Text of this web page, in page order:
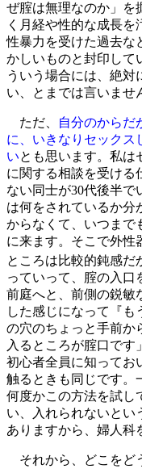
ぜ腟は無理なのか」を
く月経や性的な成長を
性暴力を受けた過去な
かしいものと封印して
ういう場合には、絶対
い、とまでは言いませ
ただ、
自分のからだ
に、いきなりセックス
いとも思います。私は
に関する相談を受ける
ない同士が30代後半で
は何をされているか分
からなくて、いつまで
に来ます。そこで外性
ところは比較的鈍感だ
っていって、腟の入口
前庭へと、前側の鋭敏
した感じになって『
の穴のちょっと手前か
入るところが腟口です
初心者全員に知ってお
触るときも同じです。
何度かこの方法を試し
い、入れられないとい
ありますから、婦人科
それから、どこをど